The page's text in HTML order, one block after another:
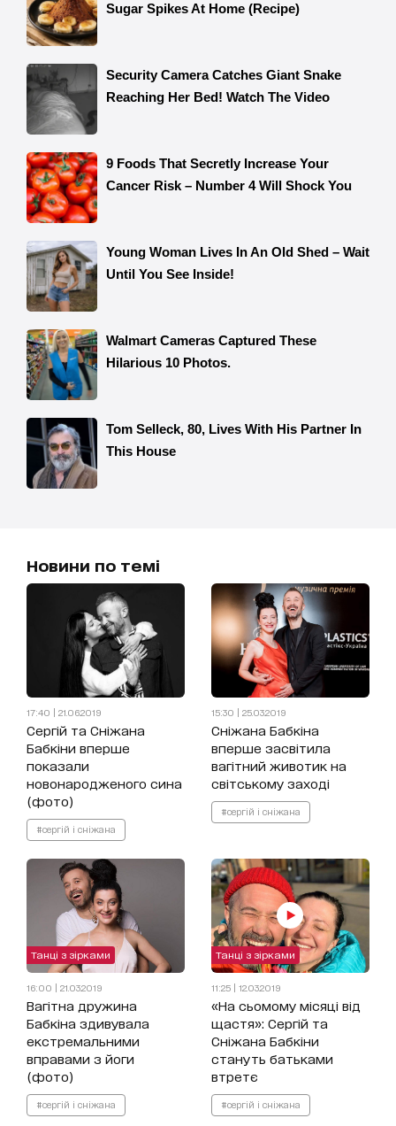
Новини по темі
17:40 | 21.06.2019
Сергій та Сніжана
Бабкіни вперше
показали
новонародженого сина
(фото)
#сергій і сніжана
15:30 | 25.03.2019
Сніжана Бабкіна
вперше засвітила
вагітний животик на
світському заході
#сергій і сніжана
Танці з зірками
16:00 | 21.03.2019
Вагітна дружина
Бабкіна здивувала
екстремальними
вправами з йоги
(фото)
#сергій і сніжана
Танці з зірками
11:25 | 12.03.2019
«На сьомому місяці від
щастя»: Сергій та
Сніжана Бабкіни
стануть батьками
втретє
#сергій і сніжана